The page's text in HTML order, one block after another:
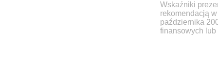
Wskaźniki
rekomendacją
października
finansowych lub